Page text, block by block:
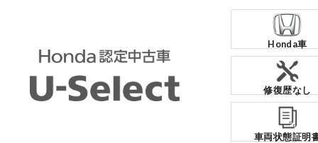
コーポレートサイト
点検・整備のご予約
Honda車
修復歴なし
車両状態証明